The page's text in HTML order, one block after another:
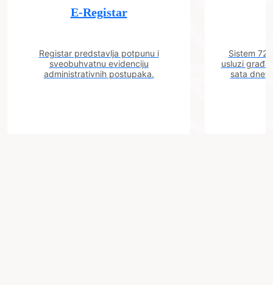
E-Registar
Registar predstavlja potpunu i
sveobuhvatnu evidenciju
administrativnih postupaka.
Sistem 72
usluzi
sata